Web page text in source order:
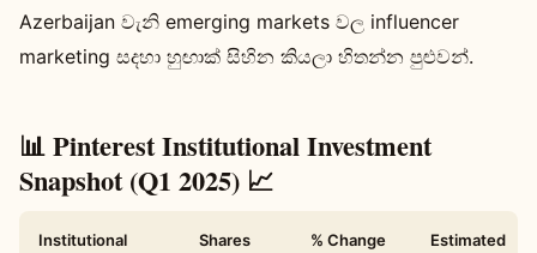
Azerbaijan වැනි emerging markets වල influencer
marketing සදහා හුඟාක් සිහින කියලා හිතන්න පුළුවන්.
📊 Pinterest Institutional Investment
Snapshot (Q1 2025) 📈
Institutional
Shares
% Change
Estimated